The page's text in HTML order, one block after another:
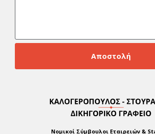
Νομικοί Σύμβουλοι Εταιρειών &
Αποστολή